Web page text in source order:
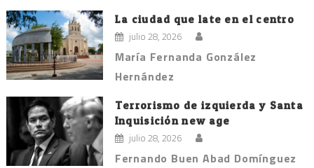
La ciudad que late en el centro
julio 28, 2026
María Fernanda González
Hernández
Terrorismo de izquierda y Santa
Inquisición new age
julio 28, 2026
Fernando Buen Abad Domínguez